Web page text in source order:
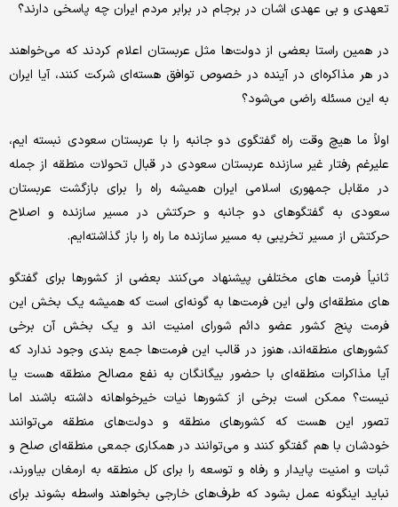
تعهدی و بی عهدی اشان در برجام در برابر مردم ایران چه پاسخی دارند؟
در همین راستا بعضی از دولت‌ها مثل عربستان اعلام کردند که می‌خواهند
در هر مذاکره‌ای در آینده در خصوص توافق هسته‌ای شرکت کنند، آیا ایران
به این مسئله راضی می‌شود؟
اولاً ما هیچ وقت راه گفتگوی دو جانبه را با عربستان سعودی نبسته ایم،
علیرغم رفتار غیر سازنده عربستان سعودی در قبال تحولات منطقه از جمله
در مقابل جمهوری اسلامی ایران همیشه راه را برای بازگشت عربستان
سعودی به گفتگوهای دو جانبه و حرکتش در مسیر سازنده و اصلاح
حرکتش از مسیر تخریبی به مسیر سازنده ما راه را باز گذاشته‌ایم.
ثانیاً فرمت های مختلفی پیشنهاد می‌کنند بعضی از کشورها برای گفتگو
های منطقه‌ای ولی این فرمت‌ها به گونه‌ای است که همیشه یک بخش این
فرمت پنج کشور عضو دائم شورای امنیت اند و یک بخش آن برخی
کشورهای منطقه‌اند، هنوز در قالب این فرمت‌ها جمع بندی وجود ندارد که
آیا مذاکرات منطقه‌ای با حضور بیگانگان به نفع مصالح منطقه هست یا
نیست؟ ممکن است برخی از کشورها نیات خیرخواهانه داشته باشند اما
تصور این هست که کشورهای منطقه و دولت‌های منطقه می‌توانند
خودشان با هم گفتگو کنند و می‌توانند در همکاری جمعی منطقه‌ای صلح و
ثبات و امنیت پایدار و رفاه و توسعه را برای کل منطقه به ارمغان بیاورند،
نباید اینگونه عمل بشود که طرف‌های خارجی بخواهند واسطه بشوند برای